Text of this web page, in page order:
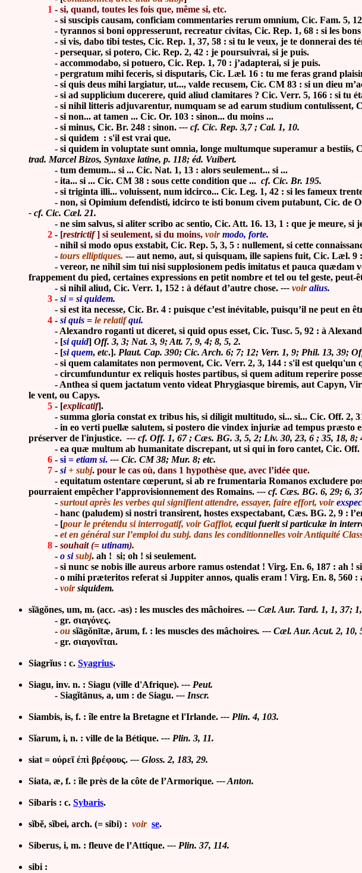
1 - si, quand, toutes les fois que, même si, etc.
- si suscipis causam, conficiam commentaries rerum omnium, Cic. Fam. 5,
- tyrannos si boni oppresserunt, recreatur civitas, Cic. Rep. 1, 68 : si les
- si vis, dabo tibi testes, Cic. Rep. 1, 37, 58 : si tu le veux, je te donnerai des
- persequar, si potero, Cic. Rep. 2, 42 : je poursuivrai, si je puis.
- accommodabo, si potuero, Cic. Rep. 1, 70 : j’adapterai, si je puis.
- pergratum mihi feceris, si disputaris, Cic. Læl. 16 : tu me feras grand
- si quis deus mihi largiatur, ut..., valde recusem, Cic. CM 83 : si un dieu
- si ad supplicium ducerere, quid aliud clamitares ? Cic. Verr. 5, 166 : si tu
- si nihil litteris adjuvarentur, numquam se ad earum studium contulissent,
- si non... at tamen ... Cic. Or. 103 : sinon... du moins ...
- si minus, Cic. Br. 248 : sinon. --- cf. Cic. Rep. 3,7 ; Cal. 1, 10.
- si quidem : s'il est vrai que.
- si quidem in voluptate sunt omnia, longe multumque superamur a bestiis,
trad. Marcel Bizos, Syntaxe latine, p. 118; éd. Vuibert.
- tum demum... si ... Cic. Nat. 1, 13 : alors seulement... si ...
- ita... si ... Cic. CM 38 : sous cette condition que ... cf. Cic. Br. 195.
- si triginta illi... voluissent, num idcirco... Cic. Leg. 1, 42 : si les fameux
- non, si Opimium defendisti, idcirco te isti bonum civem putabunt, Cic. de
- cf. Cic. Cæl. 21.
- ne sim salvus, si aliter scribo ac sentio, Cic. Att. 16. 13, 1 : que je meure, si
2 - [restrictif] si seulement, si du moins, voirmodo, forte.
- nihil si modo opus exstabit, Cic. Rep. 5, 3, 5 : nullement, si cette
- tours elliptiques. --- aut nemo, aut, si quisquam, ille sapiens fuit, Cic. Læl. 9
- vereor, ne nihil sim tui nisi supplosionem pedis imitatus et pauca quædam
frappement du pied, certaines expressions en petit nombre et tel ou tel geste, peut-
- si nihil aliud, Cic. Verr. 1, 152 : à défaut d’autre chose. --- voiralius.
3 - si = si quidem.
- si est ita necesse, Cic. Br. 4 : puisque c’est inévitable, puisqu’il ne peut en
4 - si quis = le relatif qui.
- Alexandro roganti ut diceret, si quid opus esset, Cic. Tusc. 5, 92 : à
- [si quid] Off. 3, 3; Nat. 3, 9; Att. 7, 9, 4; 8, 5, 2.
- [si quem, etc.]. Plaut. Cap. 390; Cic. Arch. 6; 7; 12; Verr. 1, 9; Phil. 13, 39;
- si quem calamitates non permovent, Cic. Verr. 2, 3, 144 : s'il est quelqu'un
- circumfunduntur ex reliquis hostes partibus, si quem aditum reperire
- Anthea si quem jactatum vento videat Phrygiasque biremis, aut Capyn,
le vent, ou Capys.
5 - [explicatif].
- summa gloria constat ex tribus his, si diligit multitudo, si... si... Cic. Off. 2,
- in eo verti puellæ salutem, si postero die vindex injuriæ ad tempus præsto
préserver de l'injustice. --- cf. Off. 1, 67 ; Cæs. BG. 3, 5, 2; Liv. 30, 23, 6 ; 35, 18, 8;
- ea quæ multum ab humanitate discrepant, ut si qui in foro cantet, Cic. Off.
6 - si = etiam si. --- Cic. CM 38; Mur. 8; etc.
7 - si + subj. pour le cas où, dans 1 hypothèse que, avec l’idée que.
- equitatum ostentare cœperunt, si ab re frumentaria Romanos excludere
pourraient empêcher l’approvisionnement des Romains. --- cf. Cæs. BG. 6, 29; 6,
- surtout après les verbes qui signifient attendre, essayer, faire effort, voir
- hanc (paludem) si nostri transirent, hostes exspectabant, Cæs. BG. 2, 9 :
- [pour le prétendu si interrogatif, voirGaffiot, ecqui fuerit si particulæ in
- et en général sur l’emploi du subj. dans les conditionnelles voirAntiquité
8 - souhait (= utinam).
- o si subj. ah ! si; oh ! si seulement.
- si nunc se nobis ille aureus arbore ramus ostendat ! Virg. En. 6, 187 : ah
- o mihi præteritos referat si Juppiter annos, qualis eram ! Virg. En. 8, 560 :
- voirsiquidem.
sĭāgŏnes, um, m. (acc. -as) : les muscles des mâchoires. --- Cæl. Aur. Tard. 1, 1, 37;
- gr. σιαγόνες.
- ou sĭāgŏnītæ, ārum, f. : les muscles des mâchoires. --- Cæl. Aur. Acut. 2, 10,
- gr. σιαγονῖται.
Siagrĭus : c. Syagrius.
Siagu, inv. n. : Siagu (ville d'Afrique). --- Peut.
- Siagĭtānus, a, um : de Siagu. --- Inscr.
Siambis, is, f. : île entre la Bretagne et l'Irlande. --- Plin. 4, 103.
Sĭarum, i, n. : ville de la Bétique. --- Plin. 3, 11.
siat = οὐρεῖ ἐπὶ βρέφους. --- Gloss. 2, 183, 29.
Siata, æ, f. : île près de la côte de l’Armorique. --- Anton.
Sibaris : c. Sybaris.
sĭbĕ, sĭbei, arch. (= sibi) : voir se.
Siberus, i, m. : fleuve de l’Attique. --- Plin. 37, 114.
sibi :